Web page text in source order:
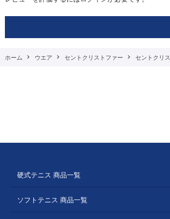
ホーム ウエア セントクリストファー セントクリ
硬式テニス 商品一覧
ソフトテニス 商品一覧